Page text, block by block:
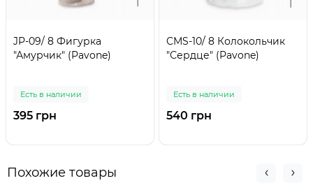
JP-09/ 8 Фигурка
"Амурчик" (Pavone)
Есть в наличии
395 грн
CMS-10/ 8 Колокольчик
"Сердце" (Pavone)
Есть в наличии
540 грн
Похожие товары